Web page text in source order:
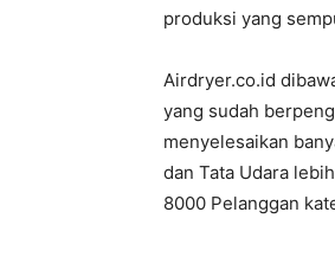
Prakarsa
Cipta
produksi yang
Airdryer.co.id
yang sudah
menyelesaikan
dan Tata Udara
8000 Pelanggan